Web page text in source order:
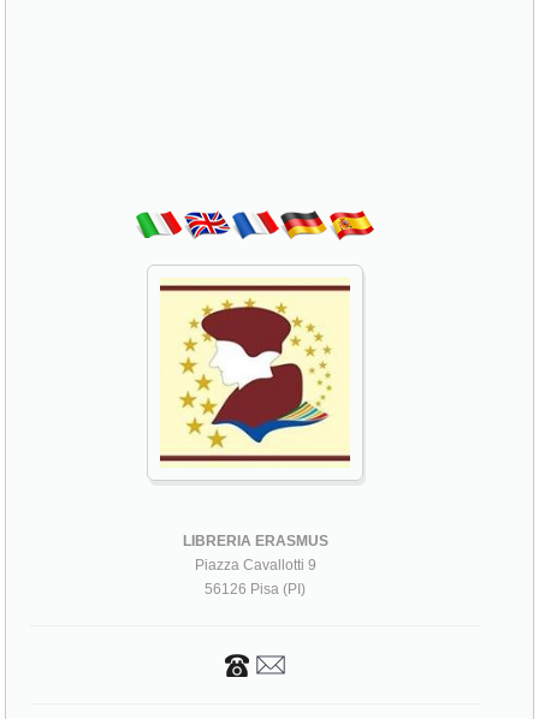
LIBRERIA ERASMUS
Piazza Cavallotti 9
56126 Pisa (PI)